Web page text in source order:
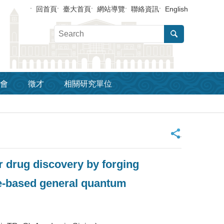
回首頁 臺大首頁 網站導覽 聯絡資訊 English
徵才 相關研究單位
_
drug discovery by forging
general quantum